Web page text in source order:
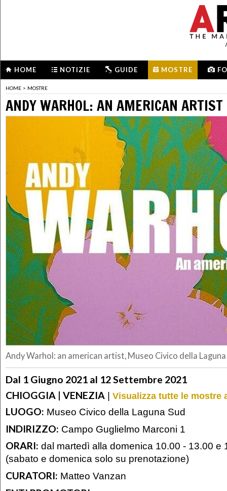
HOME NOTIZIE GUIDE MOSTRE
HOME > MOSTRE
ANDY WARHOL: AN AMERICAN ARTIST
Andy Warhol: an american artist, Museo Civico della
Dal 1 Giugno 2021 al 12 Settembre 2021
CHIOGGIA | VENEZIA | Visualizza tutte le mostre
LUOGO: Museo Civico della Laguna Sud
INDIRIZZO: Campo Guglielmo Marconi 1
ORARI: dal martedì alla domenica 10.00 - 13.00 e
(sabato e domenica solo su prenotazione)
CURATORI: Matteo Vanzan